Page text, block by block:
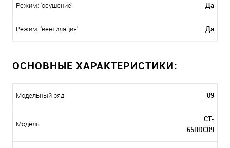
Режим: 'осушение' Да
Режим: 'вентиляция' Да
ОСНОВНЫЕ ХАРАКТЕРИСТИКИ:
Модельный ряд 09
Модель
CT-
65RDC09